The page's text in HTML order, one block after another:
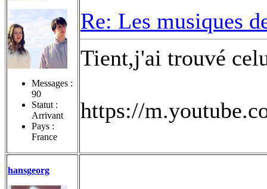
Messages :
90
Statut :
Arrivant
Pays :
France
Re: Les musiques
Tient,j'ai trouvé
https://
hansgeorg